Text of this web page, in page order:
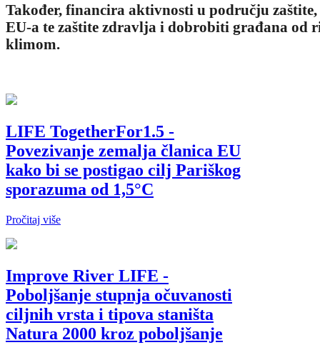
Također, financira aktivnosti u području
EU-a te zaštite zdravlja i dobrobiti građana od
klimom.
LIFE TogetherFor1.5 -
Povezivanje zemalja članica EU
kako bi se postigao cilj Pariškog
sporazuma od 1,5°C
Pročitaj više
Improve River LIFE -
Poboljšanje stupnja očuvanosti
ciljnih vrsta i tipova staništa
Natura 2000 kroz poboljšanje